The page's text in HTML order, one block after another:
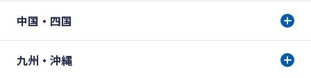
中国・四国
九州・沖縄